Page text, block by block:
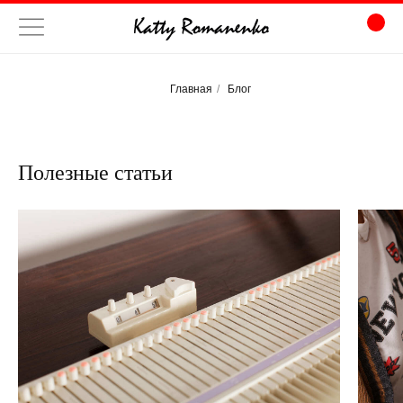
Главная / Блог
Полезные статьи